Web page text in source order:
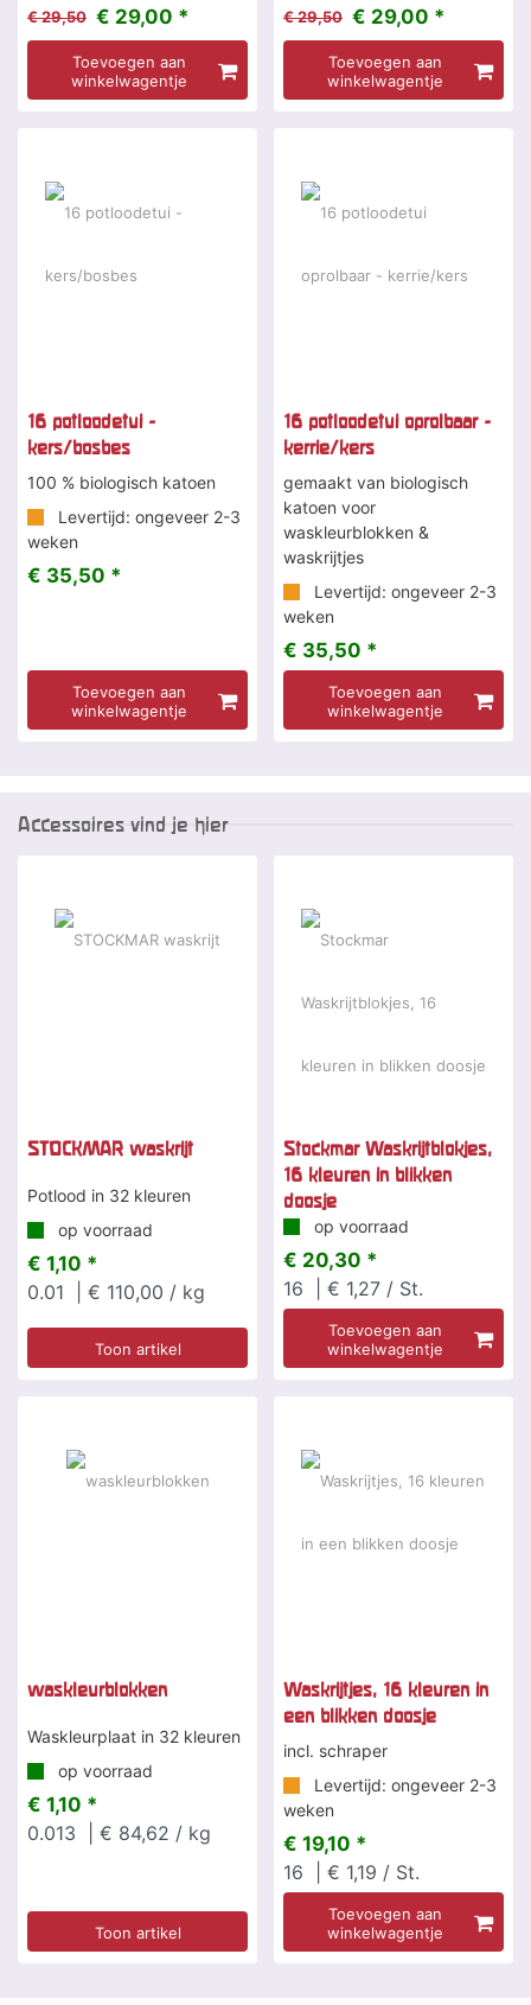
€ 29,50 € 29,00 *
Toevoegen aan
winkelwagentje
€ 29,50 € 29,00 *
Toevoegen aan
winkelwagentje
16 potloodetui -
kers/bosbes
100 % biologisch katoen
Levertijd: ongeveer 2-3
weken
€ 35,50 *
Toevoegen aan
winkelwagentje
16 potloodetui oprolbaar -
kerrie/kers
gemaakt van biologisch
katoen voor
waskleurblokken &
waskrijtjes
Levertijd: ongeveer 2-3
weken
€ 35,50 *
Toevoegen aan
winkelwagentje
Accessoires vind je hier
STOCKMAR waskrijt
Potlood in 32 kleuren
op voorraad
€ 1,10 *
0.01
| € 110,00 / kg
Toon artikel
Stockmar Waskrijtblokjes,
16 kleuren in blikken
doosje
op voorraad
€ 20,30 *
16
| € 1,27 / St.
Toevoegen aan
winkelwagentje
waskleurblokken
Waskleurplaat in 32 kleuren
op voorraad
€ 1,10 *
0.013
| € 84,62 / kg
Toon artikel
Waskrijtjes, 16 kleuren in
een blikken doosje
incl. schraper
Levertijd: ongeveer 2-3
weken
€ 19,10 *
16
| € 1,19 / St.
Toevoegen aan
winkelwagentje